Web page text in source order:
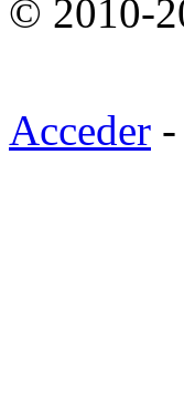
© 2010-
Acceder